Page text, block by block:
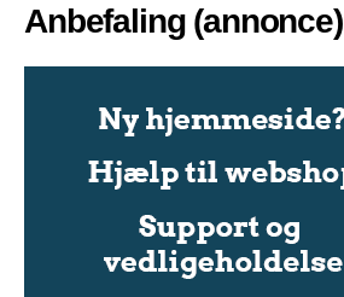
Anbefaling (annonce)